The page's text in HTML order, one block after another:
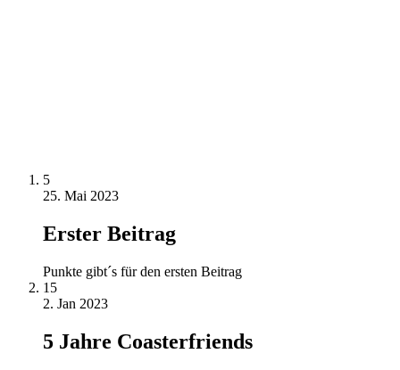
5
25. Mai 2023
Erster Beitrag
Punkte gibt´s für den ersten Beitrag
15
2. Jan 2023
5 Jahre Coasterfriends